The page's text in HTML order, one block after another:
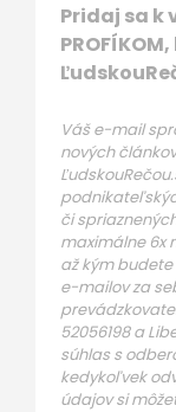
Pridaj sa k
Váš e-mail
nových
či
maximálne 6x
až kým
e-mailov za
52056198 a
súhlas s
kedykoľvek
údajov si